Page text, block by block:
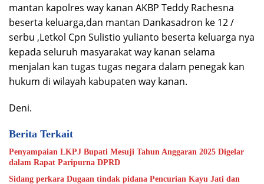
mantan kapolres way kanan AKBP Teddy Rachesna
beserta keluarga,dan mantan Dankasadron ke 12 /
serbu ,Letkol Cpn Sulistio yulianto beserta keluarga nya
kepada seluruh masyarakat way kanan selama
menjalan kan tugas tugas negara dalam penegak kan
hukum di wilayah kabupaten way kanan.
Deni.
Berita Terkait
Penyampaian LKPJ Bupati Mesuji Tahun Anggaran 2025 Digelar
dalam Rapat Paripurna DPRD
Sidang perkara Dugaan tindak pidana Pencurian Kayu Jati dan